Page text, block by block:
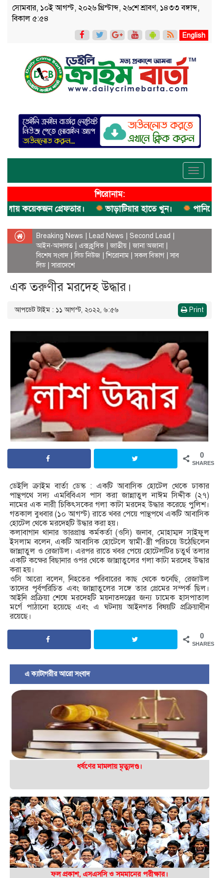
সোমবার, ১০ই আগস্ট, ২০২৬ খ্রিস্টাব্দ, ২৬শে শ্রাবণ, ১৪৩৩ বঙ্গাব্দ,
বিকাল ৫:৫৪
English
Toggle
শিরোনাম:
কয়েকজন গ্রেফতার।
ভাড়াটিয়ার হাতে খুন। পানিতে
Breaking News Lead News Second Lead
আইন-আদালত
এক্সক্লুসিভ |জাতীয় |জানা অজানা|
বিশেষ সংবাদ|লিড নিউজ |শিরোনাম|সকল বিভাগ|সাব
লিড|সারাদেশে
এক তরুণীর মরদেহ উদ্ধার।
আপডেট টাইম : ১১ আগস্ট, ২০২২, ৬:৫৬ Print
0
SHARES
ডেইলি ক্রাইম বার্তা ডেস্ক : একটি আবাসিক হোটেল থেকে ঢাকার
পান্থপথে সদ্য এমবিবিএস পাস করা জান্নাতুল নাঈম সিদ্দীক (২৭)
নামের এক নারী চিকিৎসকের গলা কাটা মরদেহ উদ্ধার করেছে পুলিশ।
গতকাল বুধবার (১০ আগস্ট) রাতে খবর পেয়ে পান্থপথে একটি আবাসিক
হোটেল থেকে মরদেহটি উদ্ধার করা হয়।
কলাবাগান থানার ভারপ্রাপ্ত কর্মকর্তা (ওসি) জনাব, মোহাম্মদ সাইফুল
ইসলাম বলেন, একটি আবাসিক হোটেলে স্বামী-স্ত্রী পরিচয়ে উঠেছিলেন
জান্নাতুল ও রেজাউল। এরপর রাতে খবর পেয়ে হোটেলটির চতুর্থ তলার
একটি কক্ষের বিছানার ওপর থেকে জান্নাতুলের গলা কাটা মরদেহ উদ্ধার
করা হয়।
ওসি আরো বলেন, নিহতের পরিবারের কাছ থেকে শুনেছি, রেজাউল
তাদের পূর্বপরিচিত এবং জান্নাতুলের সঙ্গে তার প্রেমের সম্পর্ক ছিল।
আইনি প্রক্রিয়া শেষে মরদেহটি ময়নাতদন্তের জন্য ঢামেক হাসপাতাল
মর্গে পাঠানো হয়েছে এবং এ ঘটনায় আইনগত বিষয়টি প্রক্রিয়াধীন
রয়েছে।
0
SHARES
এ ক্যাটাগরীর আরো সংবাদ
ধর্ষণের মামলায় মৃত্যুদণ্ড।
ফল প্রকাশ, এসএসসি ও সমমানের পরীক্ষার।